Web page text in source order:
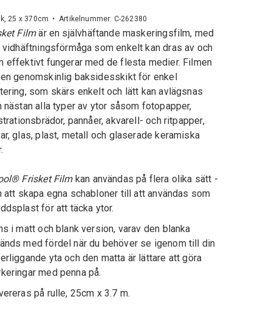
25 x 370cm • Artikelnummer: C-262380
Filmär en självhäftande maskeringsfilm, med
vidhäftningsförmåga som enkelt kan dras av och
effektivt fungerar med de flesta medier. Filmen
genomskinlig baksidesskikt för enkel
som skärs enkelt och lätt kan avlägsnas
nästan alla typer av ytor såsom fotopapper,
pannåer, akvarell- och ritpapper,
glas, plast, metall och glaserade keramiska
Frisket Filmkan användas på flera olika sätt -
att skapa egna schabloner till att användas som
för att täcka ytor.
i matt och blank version, varav den blanka
med fördel när du behöver se igenom till din
yta och den matta är lättare att göra
med penna på.
på rulle, 25cm x 3.7 m.